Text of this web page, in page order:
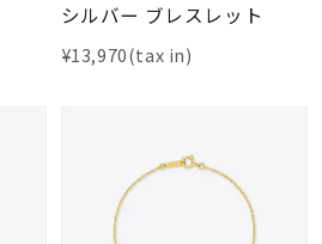
シルバー ブレスレット
¥13,970(tax in)